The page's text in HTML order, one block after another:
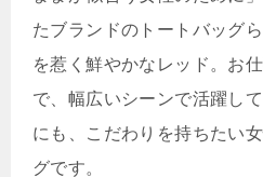
たブランドのトートバッグ
を惹く鮮やかなレッド。お
で、幅広いシーンで活躍し
にも、こだわりを持ちたい
グです。